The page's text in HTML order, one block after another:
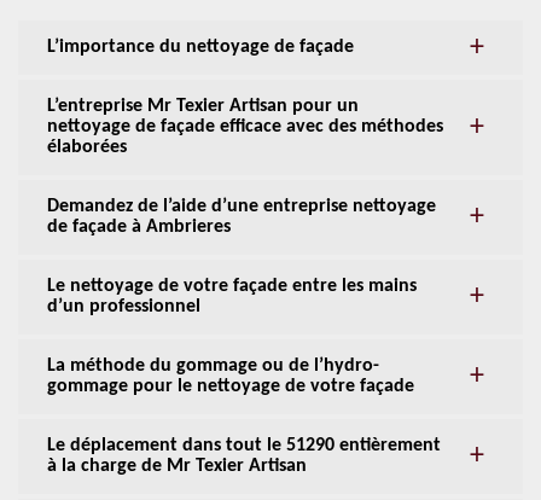
L’importance du nettoyage de façade
L’entreprise Mr Texier Artisan pour un
nettoyage de façade efficace avec des méthodes
élaborées
Demandez de l’aide d’une entreprise nettoyage
de façade à Ambrieres
Le nettoyage de votre façade entre les mains
d’un professionnel
La méthode du gommage ou de l’hydro-
gommage pour le nettoyage de votre façade
Le déplacement dans tout le 51290 entièrement
à la charge de Mr Texier Artisan